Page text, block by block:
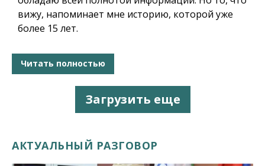
вижу, напоминает мне историю, которой уже
более 15 лет.
Читать полностью
Загрузить еще
АКТУАЛЬНЫЙ РАЗГОВОР